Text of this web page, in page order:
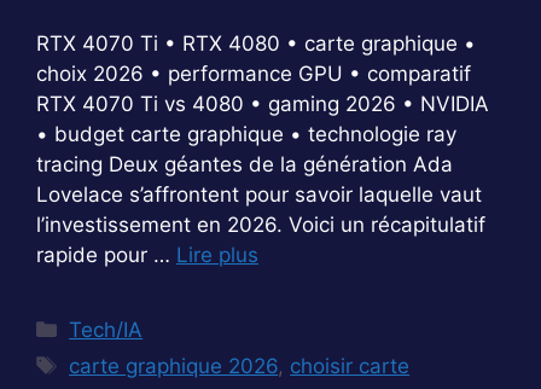
RTX 4070 Ti • RTX 4080 • carte graphique •
choix 2026 • performance GPU • comparatif
RTX 4070 Ti vs 4080 • gaming 2026 • NVIDIA
• budget carte graphique • technologie ray
tracing Deux géantes de la génération Ada
Lovelace s’affrontent pour savoir laquelle vaut
l’investissement en 2026. Voici un récapitulatif
rapide pour … Lire plus
Catégories
Tech/IA
Étiquettes
carte graphique 2026, choisir carte